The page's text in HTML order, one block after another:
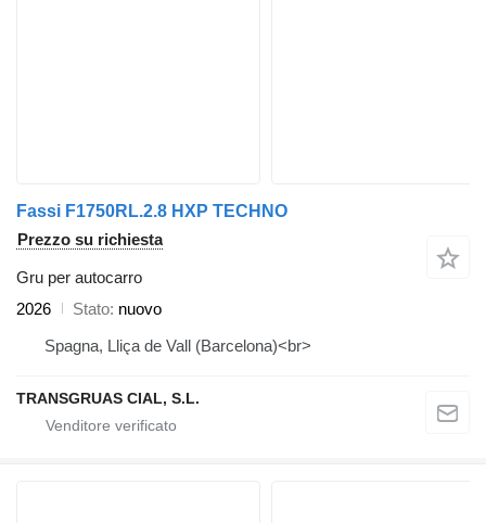
Fassi F1750RL.2.8 HXP TECHNO
Prezzo su richiesta
Gru per autocarro
2026
Stato nuovo
Spagna, Lliça de Vall (Barcelona)<br>
TRANSGRUAS CIAL, S.L.